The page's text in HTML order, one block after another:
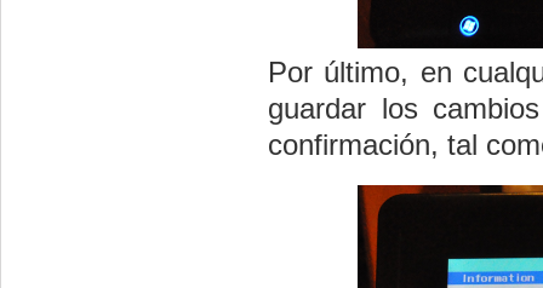
Por último, en
guardar los
confirmación, tal